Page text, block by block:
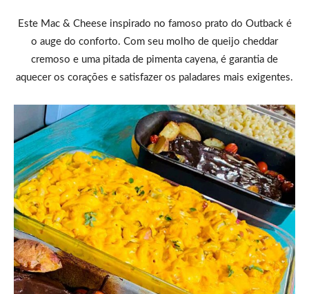
Este Mac & Cheese inspirado no famoso prato do Outback é
o auge do conforto. Com seu molho de queijo cheddar
cremoso e uma pitada de pimenta cayena, é garantia de
aquecer os corações e satisfazer os paladares mais exigentes.